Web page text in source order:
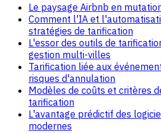
Le paysage Airbnb en
Comment l'IA et
stratégies de tarification
L'essor des outils de
gestion multi-villes
Tarification liée aux
risques d'annulation
Modèles de coûts et critères
tarification
L'avantage prédictif des
modernes